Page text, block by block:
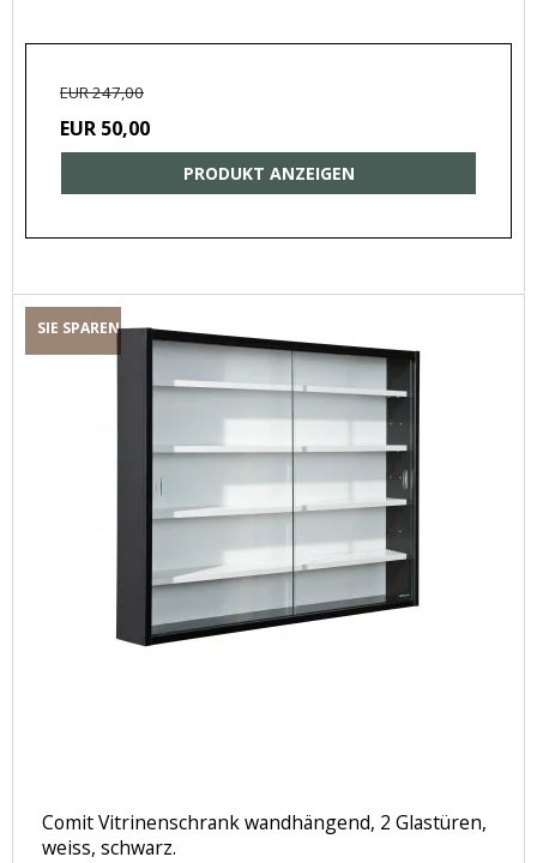
EUR 247,00
EUR 50,00
PRODUKT ANZEIGEN
SIE SPAREN
Comit Vitrinenschrank wandhängend, 2 Glastüren,
weiss, schwarz.